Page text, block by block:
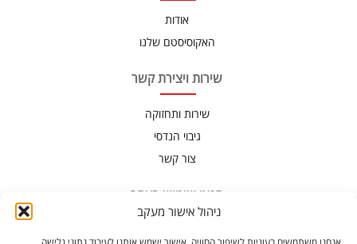
ניהול אישור מעקב
אודות
האקוסיסטם שלנו
שירות ויצירת קשר
שירות ותחזוקה
גיבוי הנדסי
צור קשר
תנאי שימוש באתר